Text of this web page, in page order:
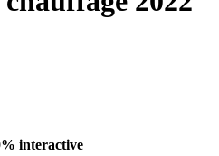
interactive